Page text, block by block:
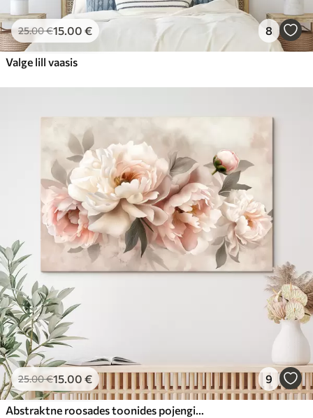
25.00€15.00 € 8
Valge lill vaasis
25.00€15.00 € 9
Abstraktne roosades toonides pojengide kimp